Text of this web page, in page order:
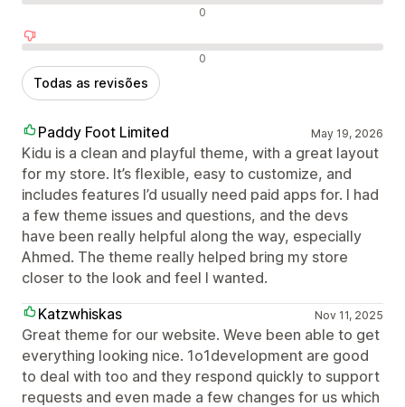
Avaliações neutras 0
Avaliações negativas 0
Todas as revisões
Paddy Foot Limited May 19, 2026
Kidu is a clean and playful theme, with a great layout
for my store. It’s flexible, easy to customize, and
includes features I’d usually need paid apps for. I had
a few theme issues and questions, and the devs
have been really helpful along the way, especially
Ahmed. The theme really helped bring my store
closer to the look and feel I wanted.
Katzwhiskas
Nov 11, 2025
Great theme for our website. Weve been able to get
everything looking nice. 1o1development are good
to deal with too and they respond quickly to support
requests and even made a few changes for us which